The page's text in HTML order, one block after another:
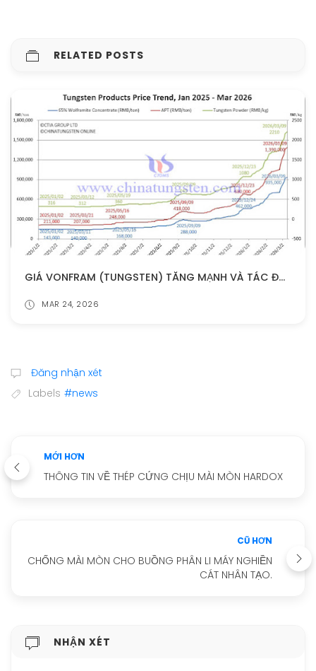
RELATED POSTS
GIÁ VONFRAM (TUNGSTEN) TĂNG MẠNH VÀ TÁC ĐỘNG ĐẾN DỊCH VỤ PHỤC HỒI CHI TIẾT CƠ KHÍ
MAR 24, 2026
Đăng nhận xét
Labels #news
MỚI HƠN
THÔNG TIN VỀ THÉP CỨNG CHỊU MÀI MÒN HARDOX
CŨ HƠN
CHỐNG MÀI MÒN CHO BUỒNG PHÂN LI MÁY NGHIỀN
CÁT NHÂN TẠO.
NHẬN XÉT